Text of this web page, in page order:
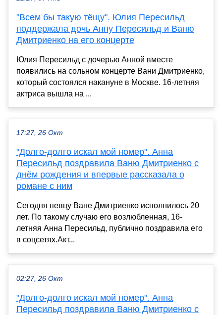
"Всем бы такую тёщу". Юлия Пересильд
поддержала дочь Анну Пересильд и Ваню
Дмитриенко на его концерте
Юлия Пересильд с дочерью Анной вместе
появились на сольном концерте Вани Дмитриенко,
который состоялся накануне в Москве. 16-летняя
актриса вышла на ...
17:27, 26 Окт
"Долго-долго искал мой номер". Анна
Пересильд поздравила Ваню Дмитриенко с
днём рождения и впервые рассказала о
романе с ним
Сегодня певцу Ване Дмитриенко исполнилось 20
лет. По такому случаю его возлюбленная, 16-
летняя Анна Пересильд, публично поздравила его
в соцсетях.Акт...
02:27, 26 Окт
"Долго-долго искал мой номер". Анна
Пересильд поздравила Ваню Дмитриенко с